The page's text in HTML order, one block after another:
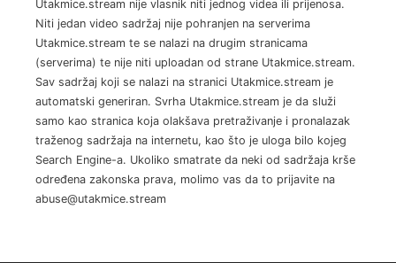
Utakmice.stream nije vlasnik niti jednog videa ili prijenosa.
Niti jedan video sadržaj nije pohranjen na serverima
Utakmice.stream te se nalazi na drugim stranicama
(serverima) te nije niti uploadan od strane Utakmice.stream.
Sav sadržaj koji se nalazi na stranici Utakmice.stream je
automatski generiran. Svrha Utakmice.stream je da služi
samo kao stranica koja olakšava pretraživanje i pronalazak
traženog sadržaja na internetu, kao što je uloga bilo kojeg
Search Engine-a. Ukoliko smatrate da neki od sadržaja krše
određena zakonska prava, molimo vas da to prijavite na
abuse@utakmice.stream